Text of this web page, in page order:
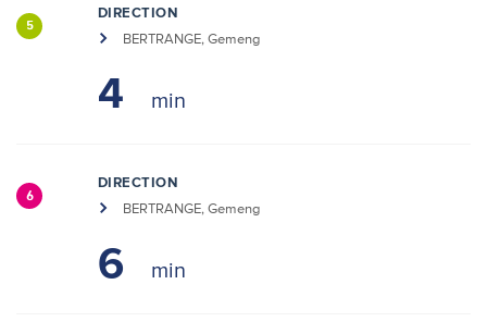
5
DIRECTION
BERTRANGE, Gemeng
4
6
DIRECTION
BERTRANGE, Gemeng
6